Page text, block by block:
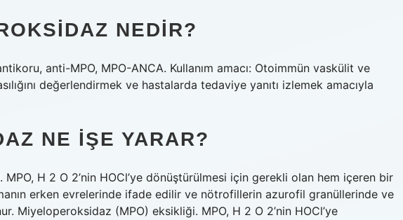
NEDIR?
anti-MPO, MPO-ANCA. Kullanım amacı: Otoimmün vaskülit ve
değerlendirmek ve hastalarda tedaviye yanıtı izlemek amacıyla
NE IŞE YARAR?
H 2 O 2’nin HOCl’ye dönüştürülmesi için gerekli olan hem içeren bir
erken evrelerinde ifade edilir ve nötrofillerin azurofil granüllerinde ve
Miyeloperoksidaz (MPO) eksikliği. MPO, H 2 O 2’nin HOCl’ye